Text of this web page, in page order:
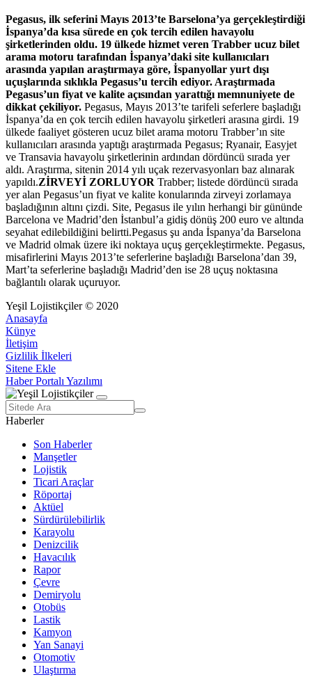
Pegasus, ilk seferini Mayıs 2013’te Barselona’ya gerçekleştirdiği
İspanya’da kısa sürede en çok tercih edilen havayolu
şirketlerinden oldu. 19 ülkede hizmet veren Trabber ucuz bilet
arama motoru tarafından İspanya’daki site kullanıcıları
arasında yapılan araştırmaya göre, İspanyollar yurt dışı
uçuşlarında sıklıkla Pegasus’u tercih ediyor. Araştırmada
Pegasus’un fiyat ve kalite açısından yarattığı memnuniyete de
dikkat çekiliyor. Pegasus, Mayıs 2013’te tarifeli seferlere başladığı
İspanya’da en çok tercih edilen havayolu şirketleri arasına girdi. 19
ülkede faaliyet gösteren ucuz bilet arama motoru Trabber’ın site
kullanıcıları arasında yaptığı araştırmada Pegasus; Ryanair, Easyjet
ve Transavia havayolu şirketlerinin ardından dördüncü sırada yer
aldı. Araştırma, sitenin 2014 yılı uçak rezervasyonları baz alınarak
yapıldı.ZİRVEYİ ZORLUYOR Trabber; listede dördüncü sırada
yer alan Pegasus’un fiyat ve kalite konularında zirveyi zorlamaya
başladığının altını çizdi. Site, Pegasus ile yılın herhangi bir gününde
Barcelona ve Madrid’den İstanbul’a gidiş dönüş 200 euro ve altında
seyahat edilebildiğini belirtti.Pegasus şu anda İspanya’da Barselona
ve Madrid olmak üzere iki noktaya uçuş gerçekleştirmekte. Pegasus,
misafirlerini Mayıs 2013’te seferlerine başladığı Barselona’dan 39,
Mart’ta seferlerine başladığı Madrid’den ise 28 uçuş noktasına
bağlantılı olarak uçuruyor.
Yeşil Lojistikçiler © 2020
Anasayfa
Künye
İletişim
Gizlilik İlkeleri
Sitene Ekle
Haber Portalı Yazılımı
Haberler
Son Haberler
Manşetler
Lojistik
Ticari Araçlar
Röportaj
Aktüel
Sürdürülebilirlik
Karayolu
Denizcilik
Havacılık
Rapor
Çevre
Demiryolu
Otobüs
Lastik
Kamyon
Yan Sanayi
Otomotiv
Ulaştırma